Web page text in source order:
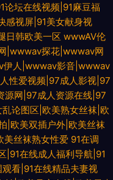
论坛在线视频|91麻豆福
感视屏|91美女献身视
日韩欧美一区 wwwAV伦
|wwwav探花|wwwav网
伊人|wwwav影音|wwwav
性爱视频|97成人影视|97
源网|97成人资源在线|97
乱论图区|欧美熟女丝袜|欧
|欧美双插户外|欧美丝袜
美丝袜熟女性爱 91在调
|91在线成人福利导航|91
看|91在线精品夫妻视